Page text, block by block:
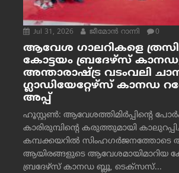
Jul 31, 2026 ജീമോന്‍ റാന്നി 0
ആവേശ ഗാലറികളെ
കോട്ടയം ബ്രദേഴ്‌സ്
അന്താരാഷ്ട്ര വടംവലി
ഗ്ലാഡിയേറ്റേഴ്‌സ് കാനഡ
അപ്പ്
ഹൂസ്റ്റണ്‍: ആവേശത്തിമിര്‍പ്പിന്റെ
കാരിരുമ്പിന്റെ കരുത്തുമായി
കമ്പക്കയറില്‍ സിംഹഗര്‍ജനത്തോടെ
ആയിരങ്ങളുടെ ആവേശമായിമാറിയ
ബ്രദേഴ്‌സ് കാനഡ ബ്ലൂ, ടെക്‌സസ്...